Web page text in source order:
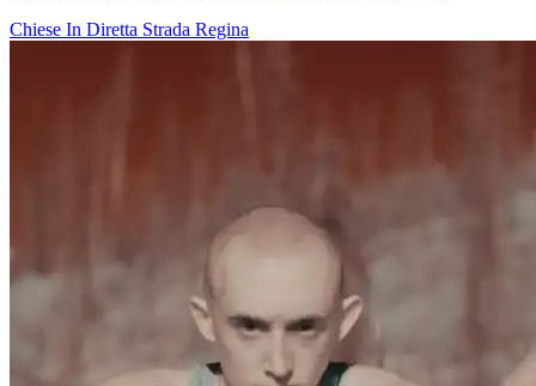
Chiese In Diretta Strada Regina